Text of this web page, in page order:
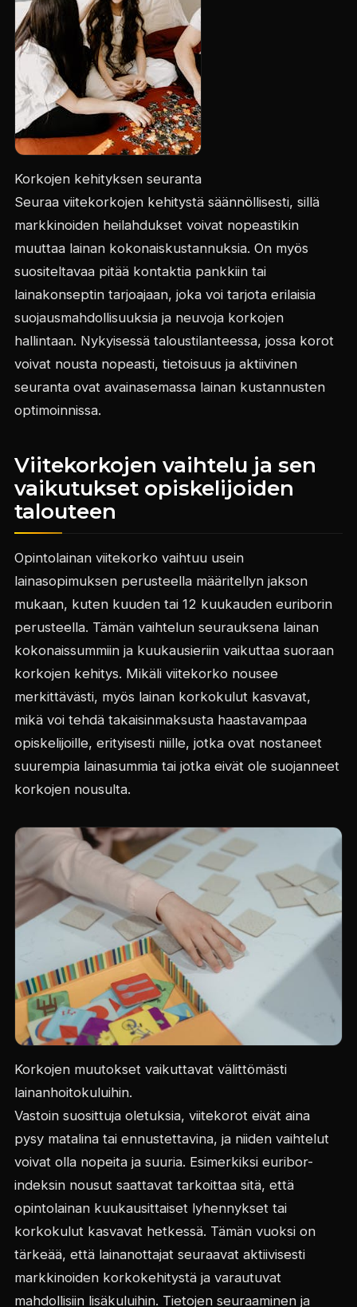
Korkojen kehityksen seuranta
Seuraa viitekorkojen kehitystä säännöllisesti, sillä
markkinoiden heilahdukset voivat nopeastikin
muuttaa lainan kokonaiskustannuksia. On myös
suositeltavaa pitää kontaktia pankkiin tai
lainakonseptin tarjoajaan, joka voi tarjota erilaisia
suojausmahdollisuuksia ja neuvoja korkojen
hallintaan. Nykyisessä taloustilanteessa, jossa korot
voivat nousta nopeasti, tietoisuus ja aktiivinen
seuranta ovat avainasemassa lainan kustannusten
optimoinnissa.
Viitekorkojen vaihtelu ja sen
vaikutukset opiskelijoiden
talouteen
Opintolainan viitekorko vaihtuu usein
lainasopimuksen perusteella määritellyn jakson
mukaan, kuten kuuden tai 12 kuukauden euriborin
perusteella. Tämän vaihtelun seurauksena lainan
kokonaissummiin ja kuukausieriin vaikuttaa suoraan
korkojen kehitys. Mikäli viitekorko nousee
merkittävästi, myös lainan korkokulut kasvavat,
mikä voi tehdä takaisinmaksusta haastavampaa
opiskelijoille, erityisesti niille, jotka ovat nostaneet
suurempia lainasummia tai jotka eivät ole suojanneet
korkojen nousulta.
Korkojen muutokset vaikuttavat välittömästi
lainanhoitokuluihin.
Vastoin suosittuja oletuksia, viitekorot eivät aina
pysy matalina tai ennustettavina, ja niiden vaihtelut
voivat olla nopeita ja suuria. Esimerkiksi euribor-
indeksin nousut saattavat tarkoittaa sitä, että
opintolainan kuukausittaiset lyhennykset tai
korkokulut kasvavat hetkessä. Tämän vuoksi on
tärkeää, että lainanottajat seuraavat aktiivisesti
markkinoiden korkokehitystä ja varautuvat
mahdollisiin lisäkuluihin. Tietojen seuraaminen ja